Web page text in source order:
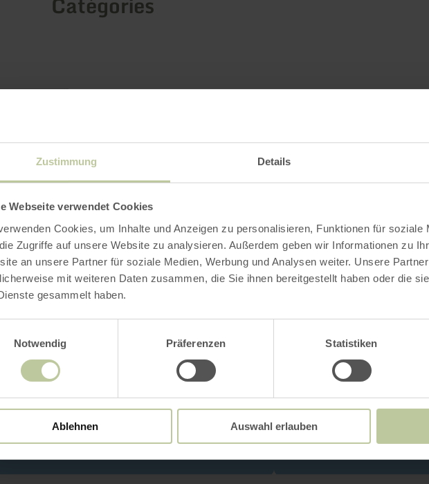
Zustimmung Details
Webseite verwendet Cookies
Cookies, um Inhalte und Anzeigen zu personalisieren, Funktionen für soziale
Zugriffe auf unsere Website zu analysieren. Außerdem geben wir Informationen zu
an unsere Partner für soziale Medien, Werbung und Analysen weiter. Unsere
mit weiteren Daten zusammen, die Sie ihnen bereitgestellt haben oder die
gesammelt haben.
Notwendig
Präferenzen Statistiken
Ablehnen Auswahl erlauben
Impressions